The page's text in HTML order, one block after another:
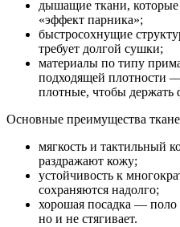
дышащие ткани, которые
«эффект парника»;
быстросохнущие
требует долгой сушки;
материалы по типу
подходящей плотности
плотные, чтобы держать
Основные преимущества
мягкость и тактильный
раздражают кожу;
устойчивость к
сохраняются надолго;
хорошая посадка —
но и не стягивает.